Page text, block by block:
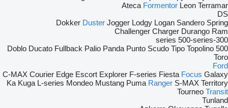
Ateca Formentor Leon Terramar
DS
Dokker Duster Jogger Lodgy Logan Sandero Spring
Challenger Charger Durango Ram
300-series
500-series
500
Doblo Ducato Fullback Palio Panda Punto Scudo Tipo Topolino
Toro
Ford
C-MAX Courier Edge Escort Explorer F-series Fiesta Focus Galaxy
Ka Kuga L-series Mondeo Mustang Puma Ranger S-MAX Territory
Tourneo Transit
Tunland